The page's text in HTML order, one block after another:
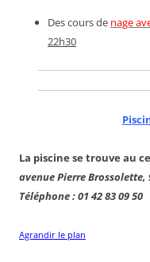
Des cours de nage
22h30
La piscine se trouve au
avenue Pierre Brossolette,
Téléphone : 01 42 83 09 50
Agrandir le plan